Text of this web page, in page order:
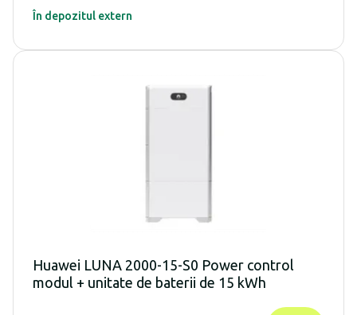
În depozitul extern
Huawei LUNA 2000-15-S0 Power control
modul + unitate de baterii de 15 kWh